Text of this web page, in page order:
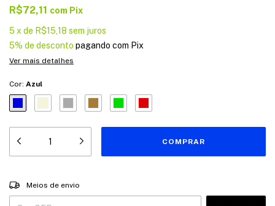
R$72,11 com Pix
5 x de R$15,18 sem juros
5% de desconto pagando com Pix
Ver mais detalhes
Cor: Azul
Entregas para o CEP:
Meios de envio